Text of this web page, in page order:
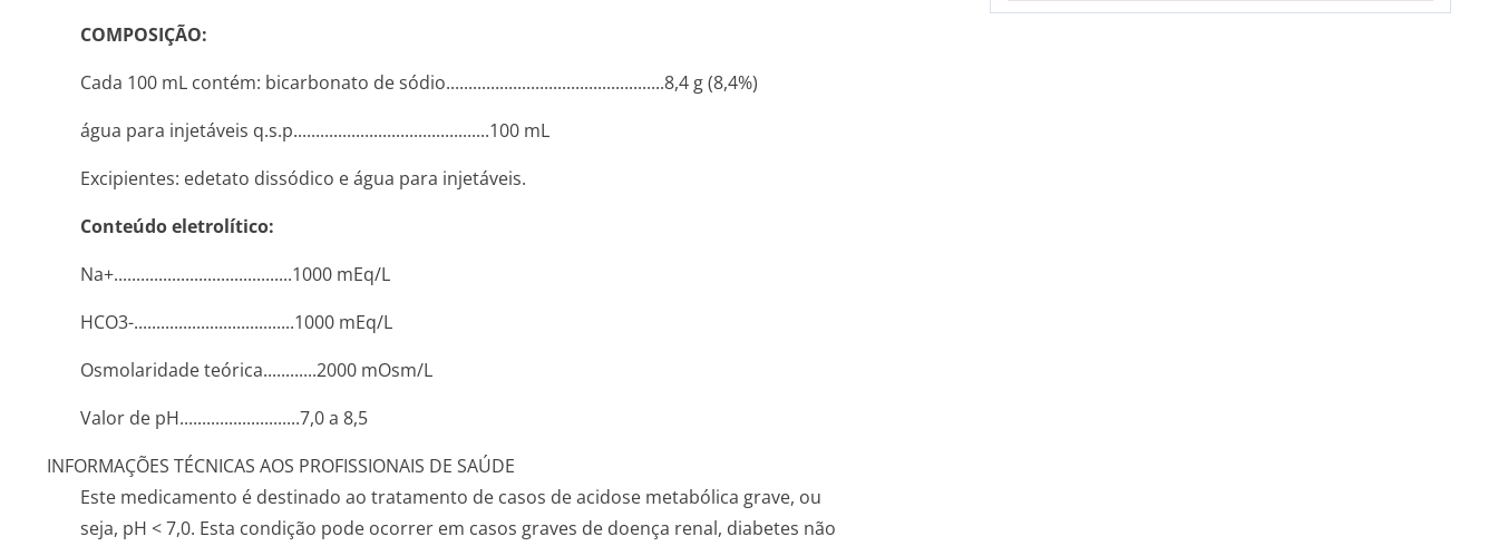
COMPOSIÇÃO:
Cada 100 mL contém: bicarbonato de sódio........­.............­.............­.............­..8,4 g (8,4%)
água para injetáveis q.s.p........­.............­.............­..........100 mL
Excipientes: edetato dissódico e água para injetáveis.
Conteúdo eletrolítico:
Na+..........­.............­.............­....1000 mEq/L
HCO3-.............­.............­..........1000 mEq/L
Osmolaridade teórica......­......2000 mOs­m/L
Valor de pH...........­.............­...7,0 a 8,5
INFORMAÇÕES TÉCNICAS AOS PROFISSIONAIS DE SAÚDE
Este medicamento é destinado ao tratamento de casos de acidose metabólica grave, ou
seja, pH < 7,0. Esta condição pode ocorrer em casos graves de doença renal, diabetes não